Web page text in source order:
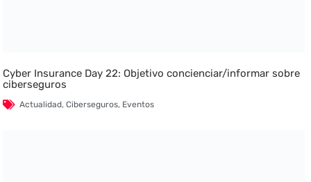
Cyber Insurance Day 22: Objetivo concienciar/informar sobre
ciberseguros
Actualidad,Ciberseguros, Eventos